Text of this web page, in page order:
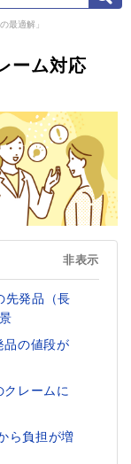
最適解」
ーム対応
非表示
先発品（長
品の値段が
レームに
ら負担が増